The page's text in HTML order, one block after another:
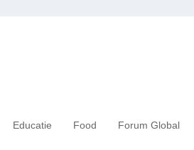
Educatie Food Forum Global